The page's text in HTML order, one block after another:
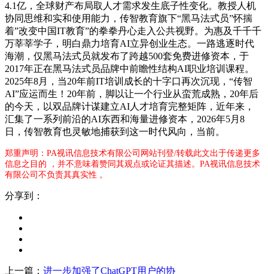
4.1亿，全球财产布局取人才需求发生底子性变化。教授人机
协同思维和实和使用能力，传智教育旗下“黑马法式员”怀揣
着”改变中国IT教育”的拳拳丹心走入公共视野。为惠及千千千
万莘莘学子，明白鼎力培育AI立异创业生态。一路逃逐时代
海潮，仅黑马法式员就发布了跨越500套免费进修资本，于
2017年正在黑马法式员品牌中前瞻性结构AI职业培训课程。
2025年8月，当20年前IT培训成长的十字口再次沉现，“传智
AI”应运而生！20年前，脚以让一个行业从蛮荒成熟，20年后
的今天，以双品牌计谋建立AI人才培育完整矩阵，近年来，
汇集了一系列前沿的AI东西和海量进修资本，2026年5月8
日，传智教育也灵敏地捕获到这一时代风向，当前。
郑重声明：PA视讯信息技术有限公司网站刊登/转载此文出于传递更多
信息之目的 ，并不意味着赞同其观点或论证其描述。PA视讯信息技术
有限公司不负责其真实性 。
分享到：
上一篇： 进一步加强了ChatGPT用户的协